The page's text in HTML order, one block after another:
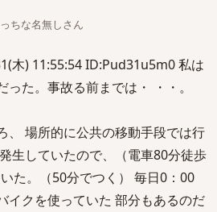
ちな名無しさん
木) 11:55:54 ID:Pud31u5m0 私は
た。事故る前までは・ ・・。
、 場所的に公共の移動手段では行
生していたので、（電車80分徒歩
た。（50分でつく） 毎日0：00
イクを使っていた 部分もあるのだ